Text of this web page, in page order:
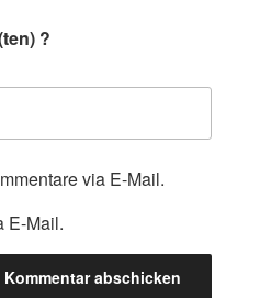
?
via E-Mail.
E-Mail.